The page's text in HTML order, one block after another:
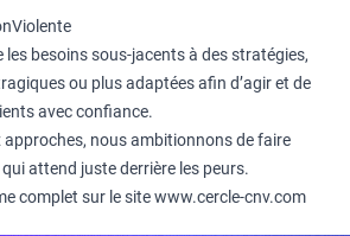
les besoins sous-jacents à des stratégies,
ou plus adaptées afin d’agir et de
avec confiance.
approches, nous ambitionnons de faire
attend juste derrière les peurs.
complet sur le sitewww.cercle-cnv.com